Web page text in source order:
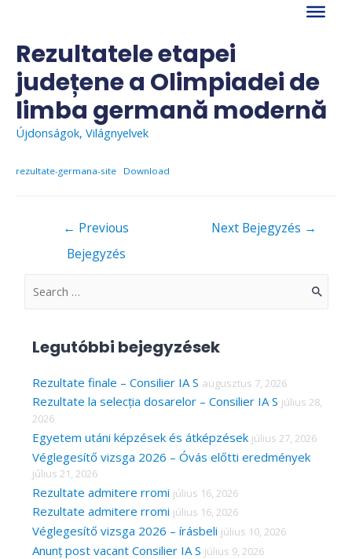
contentRezultatele etapei
județene a Olimpiadei de
limba germană modernă
Újdonságok, Világnyelvek
rezultate-germana-site Download
← Previous
Bejegyzés
Next Bejegyzés →
S
c
h
f
r
:
Legutóbbi bejegyzések
Rezultate finale – Consilier IA S augusztus 7, 2026
Rezultate la selecția dosarelor – Consilier IA S július 28,
2026
Egyetem utáni képzések és átképzések július 27, 2026
Véglegesítő vizsga 2026 – Óvás előtti eredmények
július 21, 2026
Rezultate admitere rromi július 16, 2026
Rezultate admitere rromi július 16, 2026
Véglegesítő vizsga 2026 – írásbeli július 10, 2026
Anunț post vacant Consilier IA S július 9, 2026